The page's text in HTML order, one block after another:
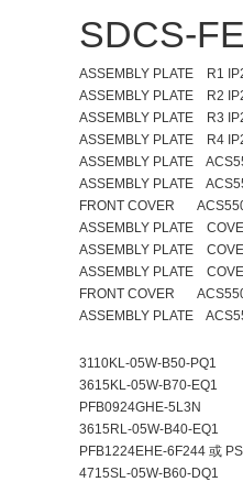
SDCS-
ASSEMBLY PLATE R1
ASSEMBLY PLATE R2
ASSEMBLY PLATE R3
ASSEMBLY PLATE R4
ASSEMBLY PLATE
ASSEMBLY PLATE
FRONT COVER
ASSEMBLY PLATE
ASSEMBLY PLATE
ASSEMBLY PLATE
FRONT COVER
ASSEMBLY PLATE
3110KL-05W-B50-PQ1
3615KL-05W-B70-EQ1
PFB0924GHE-5L3N
3615RL-05W-B40-EQ1
PFB1224EHE-6F244
4715SL-05W-B60-DQ1